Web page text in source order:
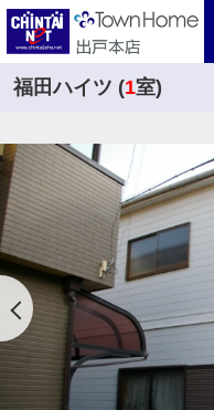
福田ハイツ (1室)